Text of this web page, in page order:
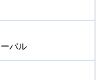
バル